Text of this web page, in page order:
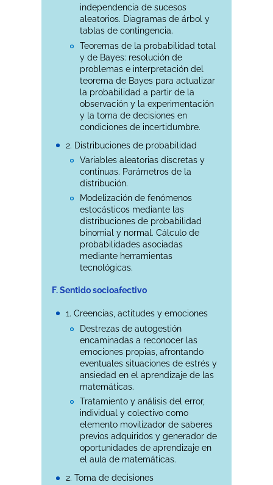
independencia de sucesos
aleatorios. Diagramas de árbol y
tablas de contingencia.
Teoremas de la probabilidad total
y de Bayes: resolución de
problemas e interpretación del
teorema de Bayes para actualizar
la probabilidad a partir de la
observación y la experimentación
y la toma de decisiones en
condiciones de incertidumbre.
2. Distribuciones de probabilidad
Variables aleatorias discretas y
continuas. Parámetros de la
distribución.
Modelización de fenómenos
estocásticos mediante las
distribuciones de probabilidad
binomial y normal. Cálculo de
probabilidades asociadas
mediante herramientas
tecnológicas.
F. Sentido socioafectivo
1. Creencias, actitudes y emociones
Destrezas de autogestión
encaminadas a reconocer las
emociones propias, afrontando
eventuales situaciones de estrés y
ansiedad en el aprendizaje de las
matemáticas.
Tratamiento y análisis del error,
individual y colectivo como
elemento movilizador de saberes
previos adquiridos y generador de
oportunidades de aprendizaje en
el aula de matemáticas.
2. Toma de decisiones